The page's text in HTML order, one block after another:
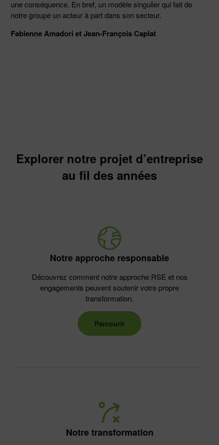
une conséquence. En bref, un modèle singulier qui fait de
notre groupe un acteur à part dans son secteur.
Fabienne Amadori et Jean-François Caplat
Explorer notre projet d’entreprise
au fil des années
Notre approche responsable
Découvrez comment notre approche RSE et nos
engagements peuvent soutenir votre propre
transformation.
Parcourir
Notre transformation